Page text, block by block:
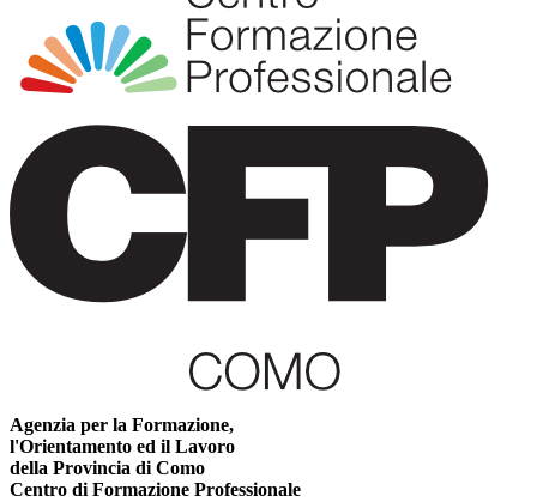
Agenzia per la Formazione,
l'Orientamento ed il Lavoro
della Provincia di Como
Centro di Formazione Professionale